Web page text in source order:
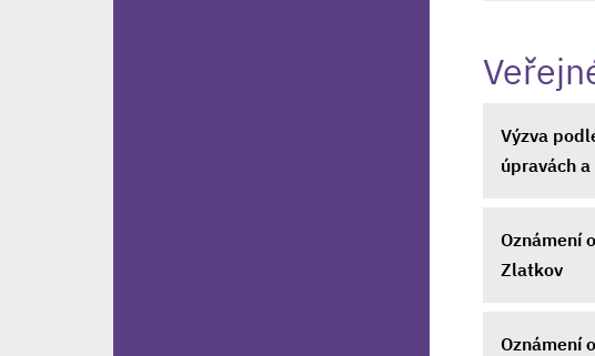
Výzva
úpravách
Oznámení
Zlatkov
Oznámení